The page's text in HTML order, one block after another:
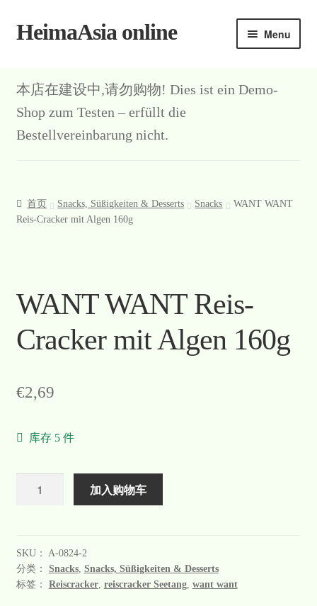
Skip
Skip
HeimaAsia online Menu
本店在建设中,请勿购物! Dies ist ein Demo-
Shop zum Testen – erfüllt die
Bestellvereinbarung nicht.
首页 Snacks, Süßigkeiten & Desserts Snacks
WANT WANT
Reis-Cracker mit Algen 160g
WANT WANT Reis-
Cracker mit Algen 160g
€2,69
库存 5 件
加入购物车
SKU： A-0824-2
分类： Snacks, Snacks, Süßigkeiten & Desserts
标签： Reiscracker, reiscracker Seetang, want want